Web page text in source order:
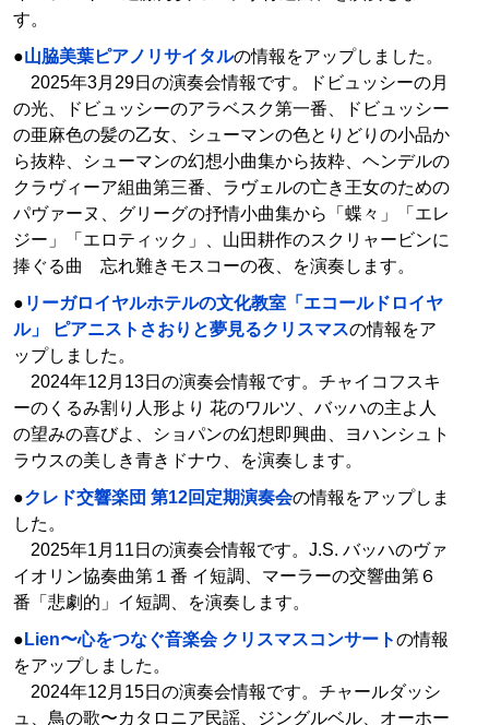
す。
●山脇美葉ピアノリサイタルの情報をアップしました。
2025年3月29日の演奏会情報です。ドビュッシーの月
の光、ドビュッシーのアラベスク第一番、ドビュッシー
の亜麻色の髪の乙女、シューマンの色とりどりの小品か
ら抜粋、シューマンの幻想小曲集から抜粋、ヘンデルの
クラヴィーア組曲第三番、ラヴェルの亡き王女のための
パヴァーヌ、グリーグの抒情小曲集から「蝶々」「エレ
ジー」「エロティック」、山田耕作のスクリャービンに
捧ぐる曲 忘れ難きモスコーの夜、を演奏します。
● リーガロイヤルホテルの文化教室「エコールドロイヤ
ル」 ピアニストさおりと夢見るクリスマスの情報をア
ップしました。
2024年12月13日の演奏会情報です。チャイコフスキ
ーのくるみ割り人形より 花のワルツ、バッハの主よ人
の望みの喜びよ、ショパンの幻想即興曲、ヨハンシュト
ラウスの美しき青きドナウ、を演奏します。
●クレド交響楽団 第12回定期演奏会の情報をアップしま
した。
2025年1月11日の演奏会情報です。J.S. バッハのヴァ
イオリン協奏曲第１番 イ短調、マーラーの交響曲第６
番「悲劇的」イ短調、を演奏します。
● Lien〜心をつなぐ音楽会 クリスマスコンサートの情報
をアップしました。
2024年12月15日の演奏会情報です。チャールダッシ
ュ、鳥の歌〜カタロニア民謡、ジングルベル、オーホー